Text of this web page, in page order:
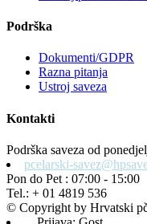
Podrška
Dokumenti/GDPR
Razna pitanja
Ustroj saveza
Kontakti
Podrška saveza od
pcelarski-
Pon do Pet : 07:00 - 15:00
Tel.: + 01 4819 536
© Copyright by Hrvatski